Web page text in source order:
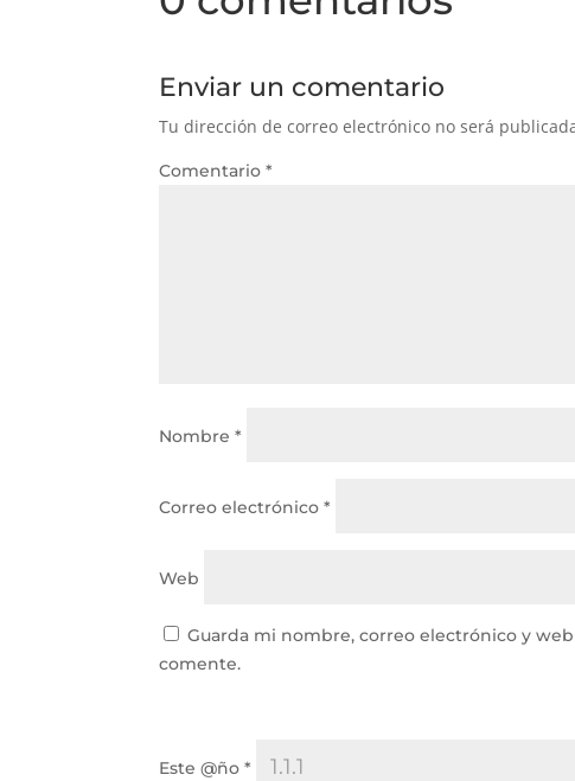
Enviar un comentario
Tu dirección de correo electrónico no será
Comentario*
Nombre*
Correo electrónico*
Web
Guarda mi nombre, correo electrónico y
comente.
Este @ño*